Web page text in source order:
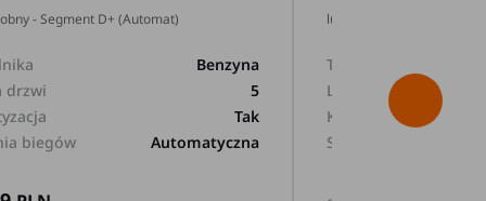
- Segment D+ (Automat)
Benzyna
drzwi
5
Tak
biegów
Automatyczna
lub podobny - Segment
Typ silnika
Liczba drzwi
Klimatyzacja
Skrzynia biegów